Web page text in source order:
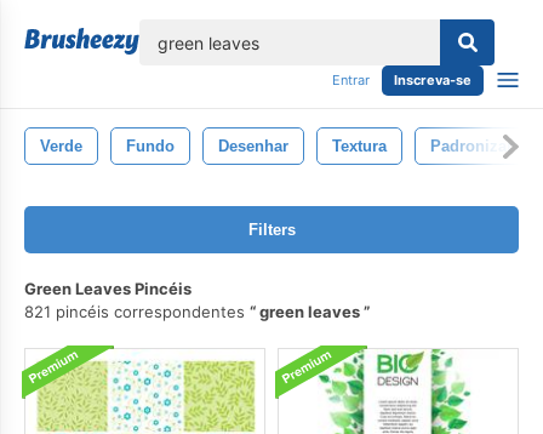
Entrar Inscreva-se
Verde Fundo Desenhar Textura Padronizar
Filters
Green Leaves Pincéis
821 pincéis correspondentes
green leaves